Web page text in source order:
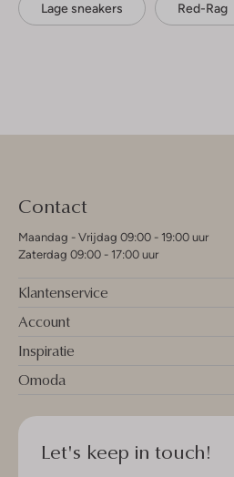
Lage sneakers Red-Rag
Contact
Maandag - Vrijdag 09:00 - 19:00 uur
Zaterdag 09:00 - 17:00 uur
Klantenservice
Account
Inspiratie
Omoda
Let's keep in touch!